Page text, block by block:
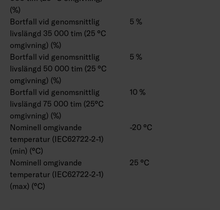
(%)
Bortfall vid genomsnittlig
livslängd 35 000 tim (25 °C
omgivning) (%)
5 %
Bortfall vid genomsnittlig
livslängd 50 000 tim (25 °C
omgivning) (%)
5 %
Bortfall vid genomsnittlig
livslängd 75 000 tim (25°C
omgivning) (%)
10 %
Nominell omgivande
temperatur (IEC62722-2-1)
(min) (°C)
-20 °C
Nominell omgivande
temperatur (IEC62722-2-1)
(max) (°C)
25 °C